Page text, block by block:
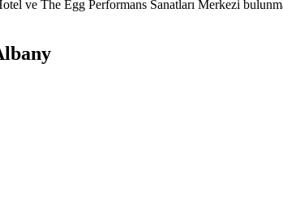
ve The Egg Performans Sanatları Merkezi